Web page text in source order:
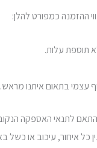
כל איחור, עיכוב